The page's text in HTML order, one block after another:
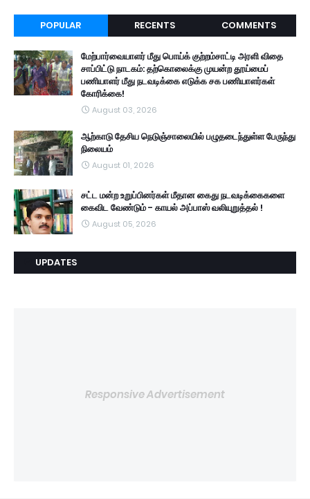
POPULAR RECENTS COMMENTS
மேற்பார்வையாளர் மீது பொய்க் குற்றம்சாட்டி அரளி விதை
சாப்பிட்டு நாடகம்: தற்கொலைக்கு முயன்ற தூய்மைப்
பணியாளர் மீது நடவடிக்கை எடுக்க சக பணியாளர்கள்
கோரிக்கை!
August 03, 2026
ஆற்காடு தேசிய நெடுஞ்சாலையில் பழுதடைந்துள்ள பேருந்து
நிலையம்
August 01, 2026
சட்ட மன்ற உறுப்பினர்கள் மீதான கைது நடவடிக்கைகளை
கைவிட வேண்டும் - காயல் அப்பாஸ் வலியுறுத்தல் !
August 05, 2026
UPDATES
Responsive Advertisement